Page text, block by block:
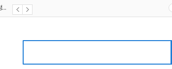
[공지] [호텔업] 유료서비스 이용약관 개정본2 (19.09.02)